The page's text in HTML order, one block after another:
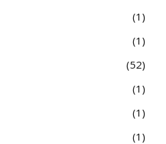
1
1
52
1
1
1